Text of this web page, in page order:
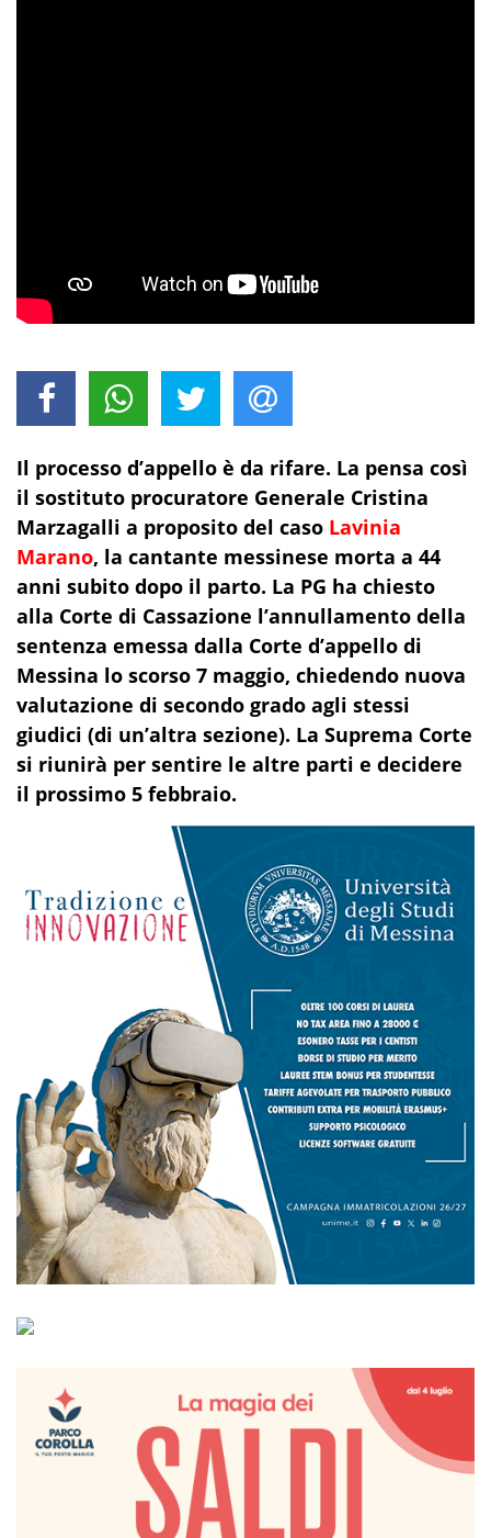
Il processo d’appello è da rifare. La pensa così
il sostituto procuratore Generale Cristina
Marzagalli a proposito del caso Lavinia
Marano, la cantante messinese morta a 44
anni subito dopo il parto. La PG ha chiesto
alla Corte di Cassazione l’annullamento della
sentenza emessa dalla Corte d’appello di
Messina lo scorso 7 maggio, chiedendo nuova
valutazione di secondo grado agli stessi
giudici (di un’altra sezione). La Suprema Corte
si riunirà per sentire le altre parti e decidere
il prossimo 5 febbraio.